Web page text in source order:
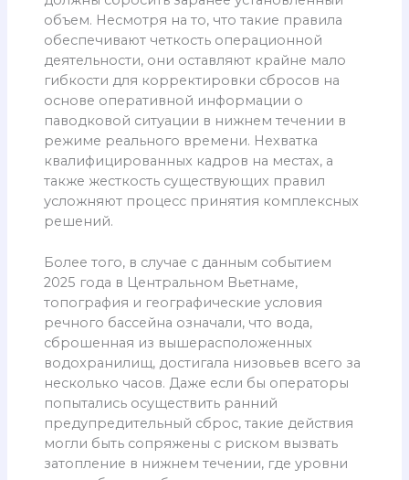
объем. Несмотря на то, что такие правила
обеспечивают четкость операционной
деятельности, они оставляют крайне мало
гибкости для корректировки сбросов на
основе оперативной информации о
паводковой ситуации в нижнем течении в
режиме реального времени. Нехватка
квалифицированных кадров на местах, а
также жесткость существующих правил
усложняют процесс принятия комплексных
решений.
Более того, в случае с данным событием
2025 года в Центральном Вьетнаме,
топография и географические условия
речного бассейна означали, что вода,
сброшенная из вышерасположенных
водохранилищ, достигала низовьев всего за
несколько часов. Даже если бы операторы
попытались осуществить ранний
предупредительный сброс, такие действия
могли быть сопряжены с риском вызвать
затопление в нижнем течении, где уровни